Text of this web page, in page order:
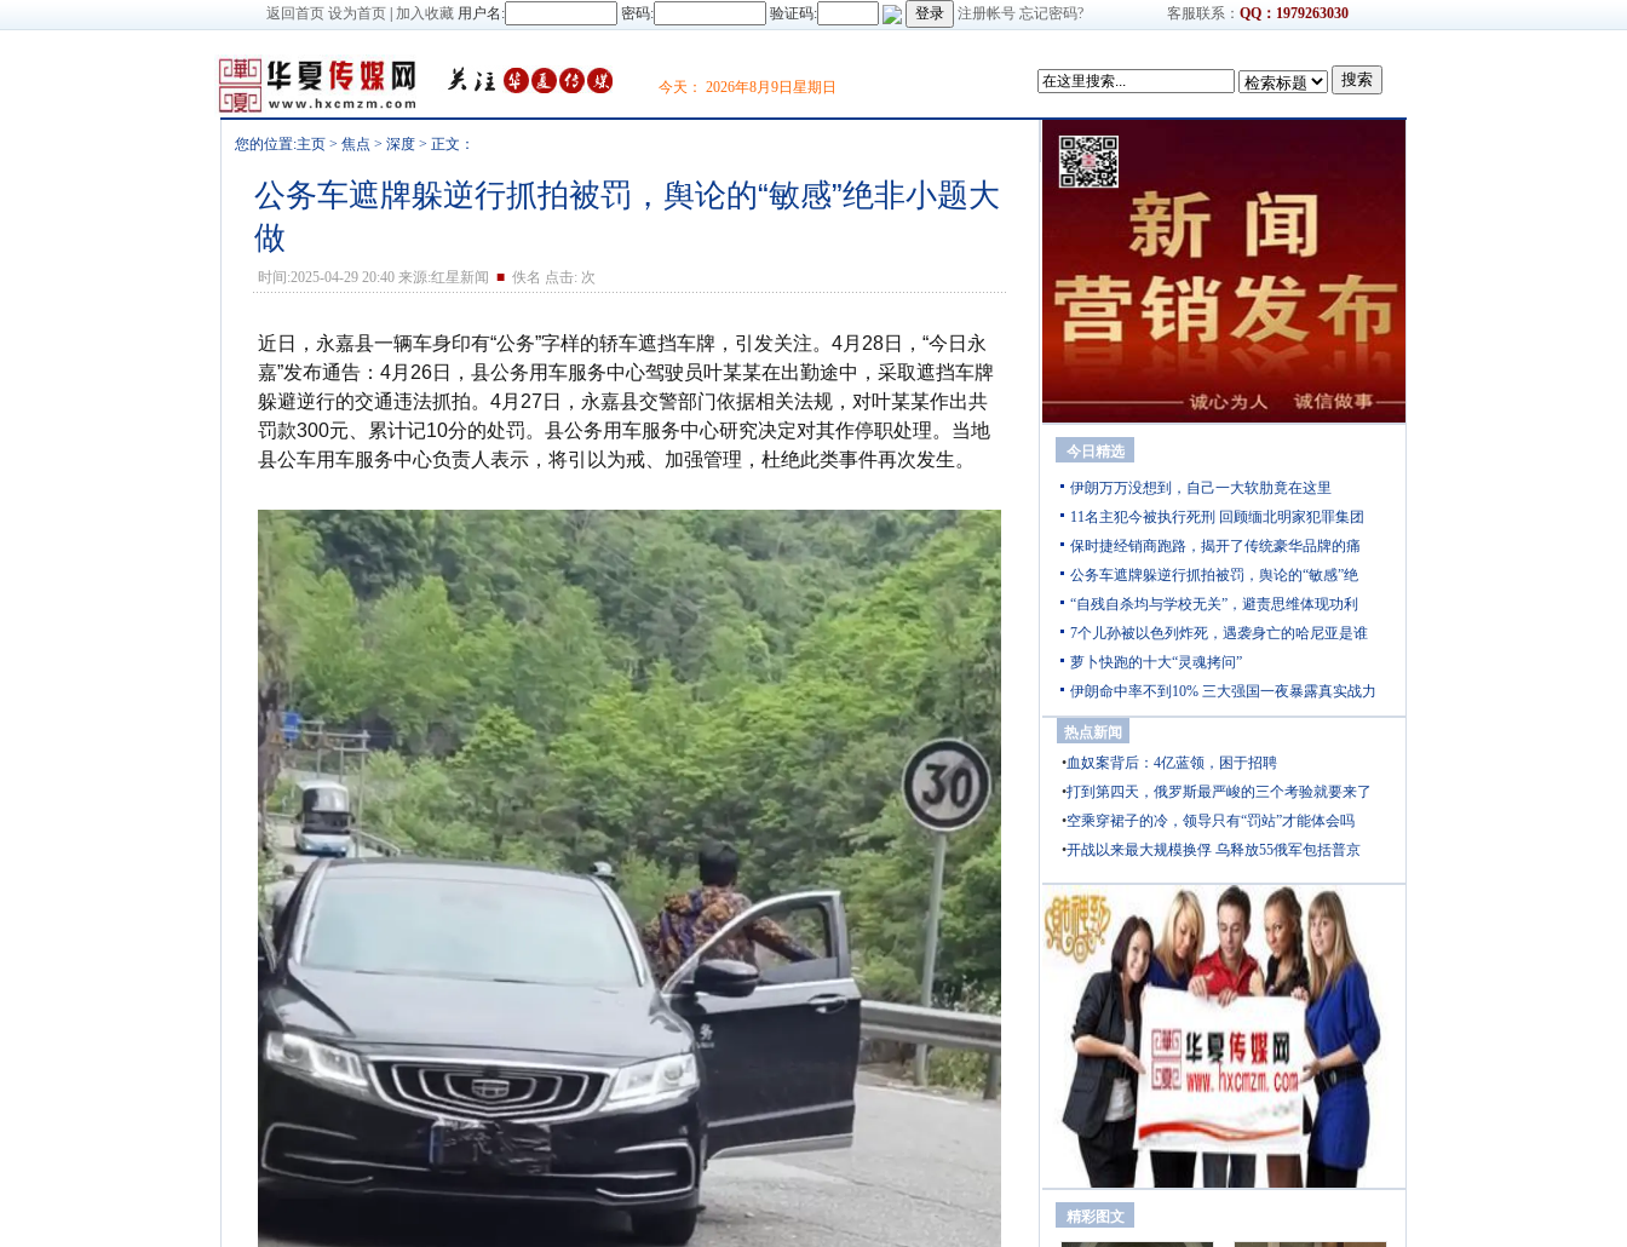
返回首页 设为首页| 加入收藏用户名: 密码: 验证码: 注册帐号 忘记密码? 客服联系： QQ：1979263030
今天： 2026年8月9日星期日 搜索
您的位置:主页 > 焦点 > 深度 > 正文：
公务车遮牌躲逆行抓拍被罚，舆论的“敏感”绝非小题大
做
时间:2025-04-29 20:40 来源:红星新闻 ■佚名 点击: 次
近日，永嘉县一辆车身印有“公务”字样的轿车遮挡车牌，引发关注。4月28日，“今日永
嘉”发布通告：4月26日，县公务用车服务中心驾驶员叶某某在出勤途中，采取遮挡车牌
躲避逆行的交通违法抓拍。4月27日，永嘉县交警部门依据相关法规，对叶某某作出共
罚款300元、累计记10分的处罚。县公务用车服务中心研究决定对其作停职处理。当地
县公车用车服务中心负责人表示，将引以为戒、加强管理，杜绝此类事件再次发生。
今日精选
伊朗万万没想到，自己一大软肋竟在这里
11名主犯今被执行死刑 回顾缅北明家犯罪集团
保时捷经销商跑路，揭开了传统豪华品牌的痛
公务车遮牌躲逆行抓拍被罚，舆论的“敏感”绝
“自残自杀均与学校无关”，避责思维体现功利
7个儿孙被以色列炸死，遇袭身亡的哈尼亚是谁
萝卜快跑的十大“灵魂拷问”
伊朗命中率不到10% 三大强国一夜暴露真实战力
热点新闻
•血奴案背后：4亿蓝领，困于招聘
•打到第四天，俄罗斯最严峻的三个考验就要来了
•空乘穿裙子的冷，领导只有“罚站”才能体会吗
•开战以来最大规模换俘 乌释放55俄军包括普京
精彩图文